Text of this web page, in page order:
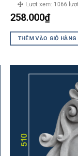
Lượt xem: 1066
258.000₫
THÊM VÀO GIỎ HÀNG